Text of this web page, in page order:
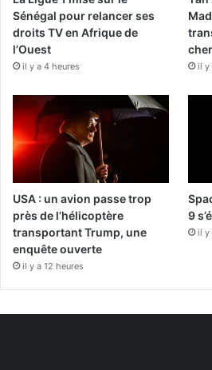
Sénégal pour relancer ses
droits TV en Afrique de
l’Ouest
il y a 4 heures
cher
il y
USA : un avion passe trop
près de l’hélicoptère
transportant Trump, une
enquête ouverte
il y a 12 heures
9
il y